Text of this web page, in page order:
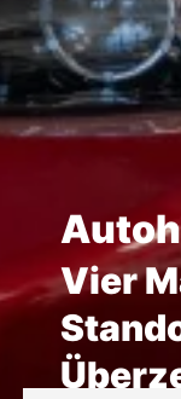
Vier